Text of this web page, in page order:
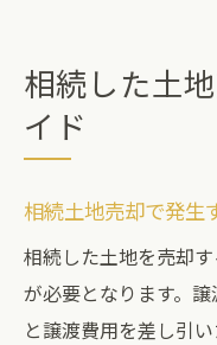
相続した土
イド
相続土地売却で発生
相続した土地を売却
が必要となります。
と譲渡費用を差し引